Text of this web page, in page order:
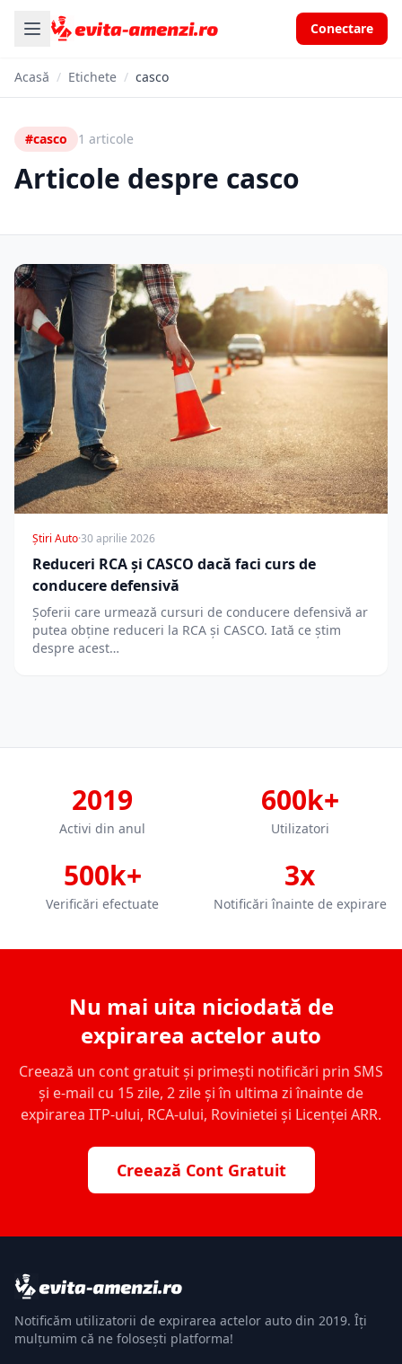
Conectare
Acasă / Etichete / casco
#casco 1 articole
Articole despre casco
Știri Auto·30 aprilie 2026
Reduceri RCA și CASCO dacă faci curs de
conducere defensivă
Șoferii care urmează cursuri de conducere defensivă ar
putea obține reduceri la RCA și CASCO. Iată ce știm
despre acest…
2019
Activi din anul
600k+
Utilizatori
500k+
Verificări efectuate
3x
Notificări înainte de expirare
Nu mai uita niciodată de
expirarea actelor auto
Creează un cont gratuit și primești notificări prin SMS
și e-mail cu 15 zile, 2 zile și în ultima zi înainte de
expirarea ITP-ului, RCA-ului, Rovinietei și Licenței ARR.
Creează Cont Gratuit
Notificăm utilizatorii de expirarea actelor auto din 2019. Îți
mulțumim că ne folosești platforma!